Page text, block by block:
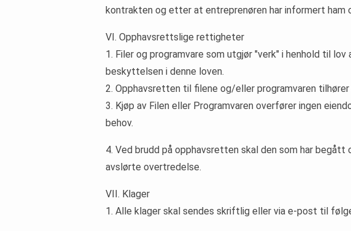
kontrakten og etter at entreprenøren har informert
VI. Opphavsrettslige rettigheter
1. Filer og programvare som utgjør "verk" i henhold til
beskyttelsen i denne loven.
2. Opphavsretten til filene og/eller programvaren
3. Kjøp av Filen eller Programvaren overfører ingen
behov.
4. Ved brudd på opphavsretten skal den som har
avslørte overtredelse.
VII. Klager
1. Alle klager skal sendes skriftlig eller via e-post til